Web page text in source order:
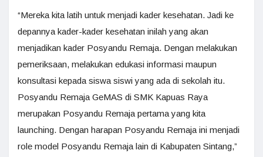
“Mereka kita latih untuk menjadi kader kesehatan. Jadi ke
depannya kader-kader kesehatan inilah yang akan
menjadikan kader Posyandu Remaja. Dengan melakukan
pemeriksaan, melakukan edukasi informasi maupun
konsultasi kepada siswa siswi yang ada di sekolah itu.
Posyandu Remaja GeMAS di SMK Kapuas Raya
merupakan Posyandu Remaja pertama yang kita
launching. Dengan harapan Posyandu Remaja ini menjadi
role model Posyandu Remaja lain di Kabupaten Sintang,”